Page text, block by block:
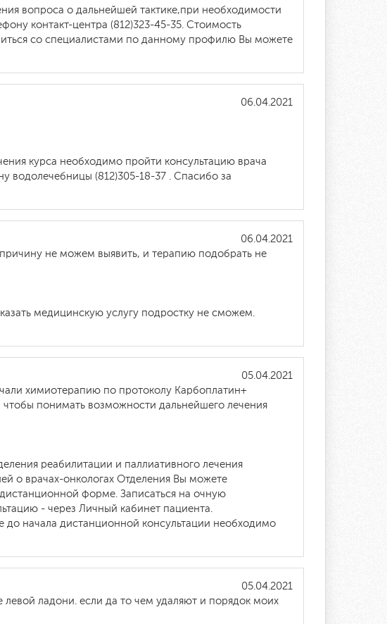
вопроса о дальнейшей тактике,при необходимости
контакт-центра (812)323-45-35. Стоимость
со специалистами по данному профилю Вы можете
06.04.2021
курса необходимо пройти консультацию врача
водолечебницы (812)305-18-37 . Спасибо за
06.04.2021
причину не можем выявить, и терапию подобрать не
медицинскую услугу подростку не сможем.
05.04.2021
химиотерапию по протоколу Карбоплатин+
чтобы понимать возможности дальнейшего лечения
реабилитации и паллиативного лечения
о врачах-онкологах Отделения Вы можете
форме. Записаться на очную
- через Личный кабинет пациента.
до начала дистанционной консультации необходимо
05.04.2021
ладони. если да то чем удаляют и порядок моих